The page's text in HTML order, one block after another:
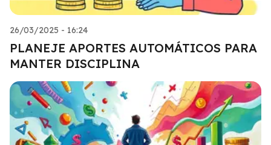
26/03/2025 - 16:24
PLANEJE APORTES AUTOMÁTICOS PARA
MANTER DISCIPLINA